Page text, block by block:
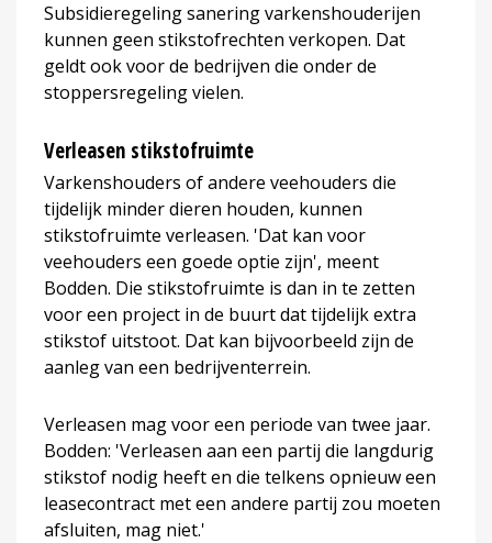
Subsidieregeling sanering varkenshouderijen
kunnen geen stikstofrechten verkopen. Dat
geldt ook voor de bedrijven die onder de
stoppersregeling vielen.
Verleasen stikstofruimte
Varkenshouders of andere veehouders die
tijdelijk minder dieren houden, kunnen
stikstofruimte verleasen. 'Dat kan voor
veehouders een goede optie zijn', meent
Bodden. Die stikstofruimte is dan in te zetten
voor een project in de buurt dat tijdelijk extra
stikstof uitstoot. Dat kan bijvoorbeeld zijn de
aanleg van een bedrijventerrein.
Verleasen mag voor een periode van twee jaar.
Bodden: 'Verleasen aan een partij die langdurig
stikstof nodig heeft en die telkens opnieuw een
leasecontract met een andere partij zou moeten
afsluiten, mag niet.'